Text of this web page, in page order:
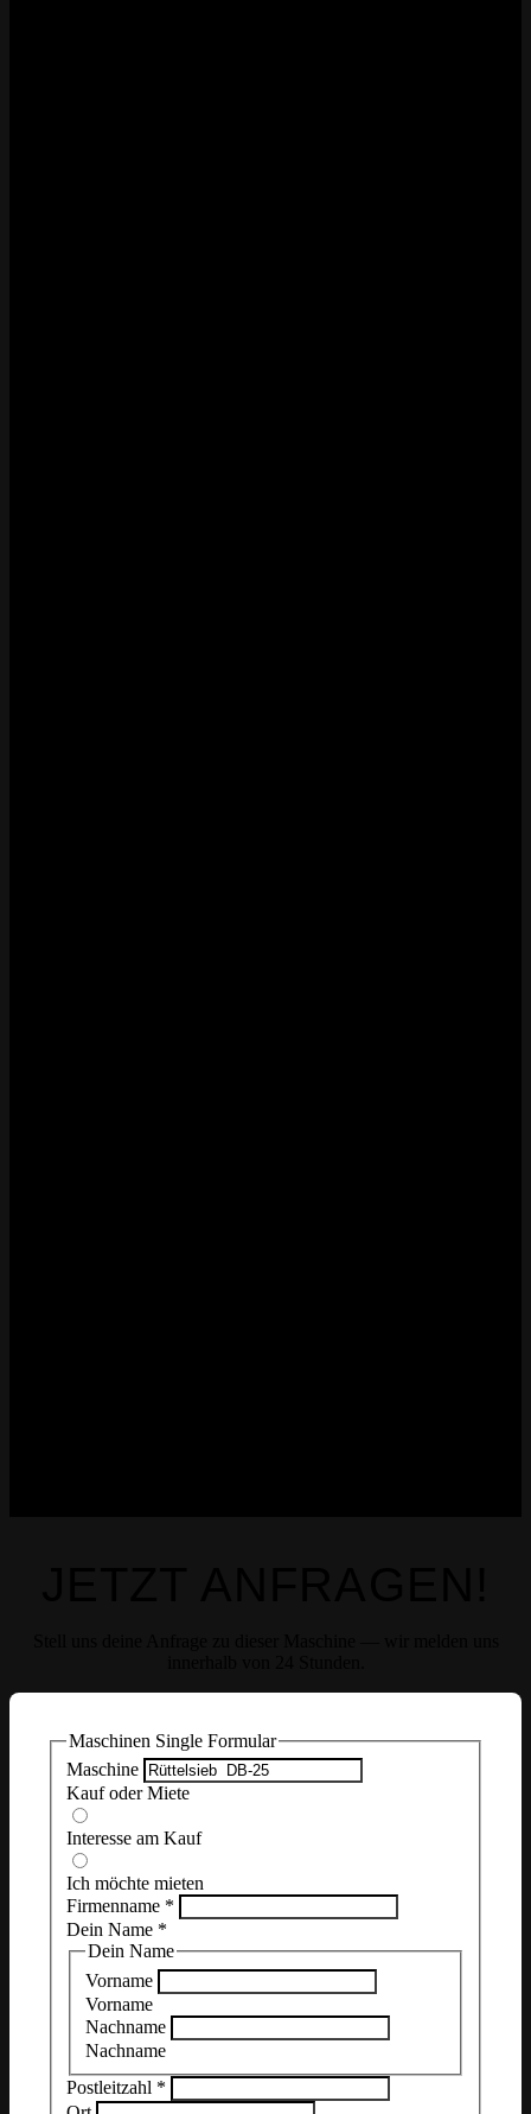
Maschinen Single Formular
Maschine
Kauf oder Miete
Interesse am Kauf
Ich möchte mieten
Firmenname *
Dein Name *
Dein Name
Vorname
Vorname
Nachname
Nachname
Postleitzahl *